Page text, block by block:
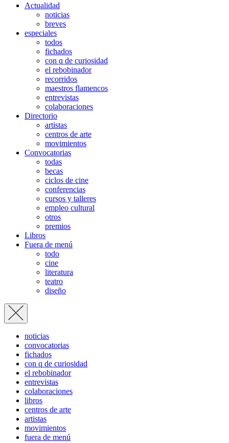
Actualidad
noticias
breves
especiales
todos
fichados
con q de curiosidad
el rebobinador
recorridos
maestros flamencos
entrevistas
colaboraciones
Directorio
artistas
centros de arte
movimientos
Convocatorias
todas
becas
ciclos de cine
conferencias
cursos y talleres
empleo cultural
otros
premios
Libros
Fuera de menú
todo
cine
literatura
teatro
diseño
noticias
convocatorias
fichados
con q de curiosidad
el rebobinador
entrevistas
colaboraciones
libros
centros de arte
artistas
movimientos
fuera de menú